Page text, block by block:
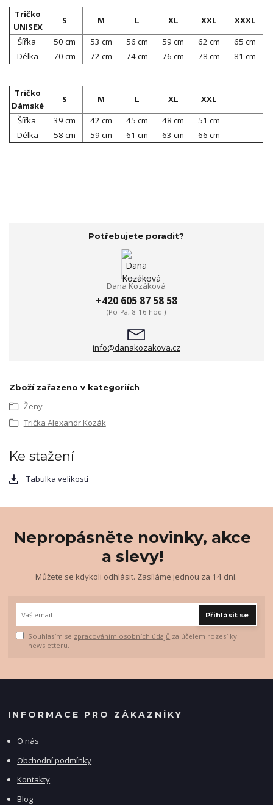
Tričko
UNISEX
S M L XL XXL
XXXL
Šířka
50 cm 53 cm 56 cm 59 cm 62 cm
65 cm
Délka
70 cm 72 cm 74 cm 76 cm 78 cm 81 cm
Tričko
Dámské
S M L XL
XXL
Šířka
39 cm 42 cm 45 cm 48 cm
51 cm
Délka
58 cm 59 cm 61 cm 63 cm 66 cm
Potřebujete poradit?
Dana Kozáková
+420 605 87 58 58
(Po-Pá, 8-16 hod.)
info@danakozakova.cz
Zboží zařazeno v kategoriích
Ženy
Trička Alexandr Kozák
Ke stažení
Tabulka velikostí
Nepropásněte novinky, akce
a slevy!
Můžete se kdykoli odhlásit. Zasíláme jednou za 14 dní.
Přihlásit se
Souhlasím se zpracováním osobních údajů za účelem rozesílky
newsletteru.
INFORMACE PRO ZÁKAZNÍKY
O nás
Obchodní podmínky
Kontakty
Blog